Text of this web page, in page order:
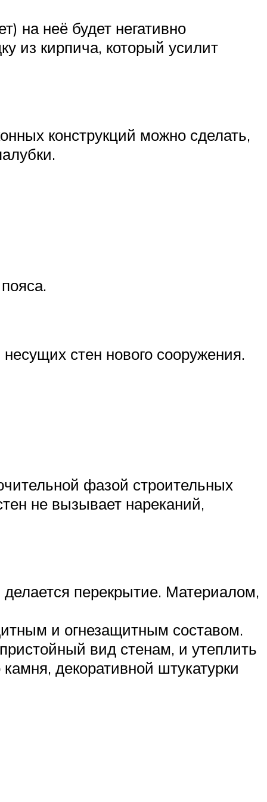
на неё будет негативно
из кирпича, который усилит
конструкций можно сделать,
стен нового сооружения.
фазой строительных
не вызывает нареканий,
перекрытие. Материалом,
и огнезащитным составом.
вид стенам, и утеплить
декоративной штукатурки